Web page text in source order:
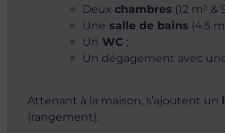
Deux chambres (12 m² &
Une salle de bains (4.5
Un WC ;
Un dégagement avec
Attenant à la maison, s’ajoutent un
(rangement).